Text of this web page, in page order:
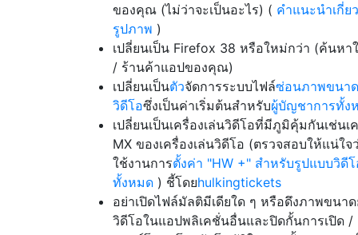
ของคุณ (ไม่ว่าจะเป็นอะไร) ( คำแนะนำเกี่ย
รูปภาพ )
เปลี่ยนเป็น Firefox 38 หรือใหม่กว่า (ค้นหา
/ ร้านค้าแอปของคุณ)
เปลี่ยนเป็นตัวจัดการระบบไฟล์ซ่อนภาพขนา
วิดีโอซึ่งเป็นค่าเริ่มต้นสำหรับผู้บัญชาการทั้ง
เปลี่ยนเป็นเครื่องเล่นวิดีโอที่มีภูมิคุ้มกันเช่นเ
MX ของเครื่องเล่นวิดีโอ (ตรวจสอบให้แน่ใจ
ใช้งานการตั้งค่า "HW +" สำหรับรูปแบบวิดี
ทั้งหมด ) ชี้โดยhulkingtickets
อย่าเปิดไฟล์มัลติมีเดียใด ๆ หรือดึงภาพขนา
วิดีโอในแอปพลิเคชั่นอื่นและปิดกั้นการเปิด /